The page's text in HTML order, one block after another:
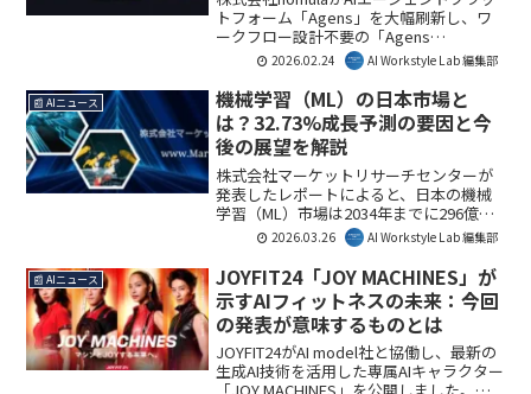
トフォーム「Agens」を大幅刷新し、ワ
ークフロー設計不要の「Agens
Execution」機能を発表しました。これに
より、企業のAIエージェント導入を阻む
「接続」「構築」「統制」の3つの課題が
解決され、自然言語で指示するだけで業
務が自動実行される新たな働き方が実現
します。AI Workstyle Lab編集部では、こ
の進化が企業の生産性向上に大きく貢献
すると見ています。
2026.02.24 AI Workstyle Lab 編集部
📰 AIニュース
機械学習（ML）の日本市場と
は？32.73%成長予測の要因と今
後の展望を解説
株式会社マーケットリサーチセンターが
発表したレポートによると、日本の機械
学習（ML）市場は2034年までに296億米
ドルに達すると予測されています。AI技
術の幅広い産業での採用拡大、政府の研
究開発投資、医療分野の進歩などが成長
を牽引しており、ビジネスにおけるAI活
用が加速する可能性について解説しま
す。
2026.03.26 AI Workstyle Lab 編集部
📰 AIニュース
JOYFIT24「JOY MACHINES」が
示すAIフィットネスの未来：今回
の発表が意味するものとは
JOYFIT24がAI model社と協働し、最新の
生成AI技術を活用した専属AIキャラクター